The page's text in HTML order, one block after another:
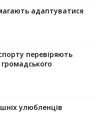
адаптуватися
перевіряють
улюбленців